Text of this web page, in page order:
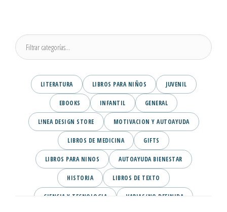
LITERATURA LIBROS PARA NIÑOS JUVENIL
EBOOKS INFANTIL GENERAL
L!NEA DESIGN STORE MOTIVACION Y AUTOAYUDA
LIBROS DE MEDICINA GIFTS
LIBROS PARA NINOS AUTOAYUDA BIENESTAR
HISTORIA LIBROS DE TEXTO
CIENCIA Y TECNOLOGIA VARIAS/NO DEFINIDA